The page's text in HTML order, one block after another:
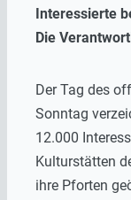
Interessierte
Die
Der Tag des
Sonntag
12.000
Kulturstätten
ihre Pforten